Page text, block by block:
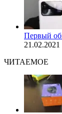
Первый
21.02.2021
ЧИТАЕМОЕ